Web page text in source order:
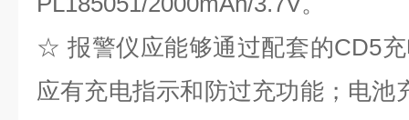
☆ 报警仪应能够通过配套的CD5
应有充电指示和防过充功能；电池